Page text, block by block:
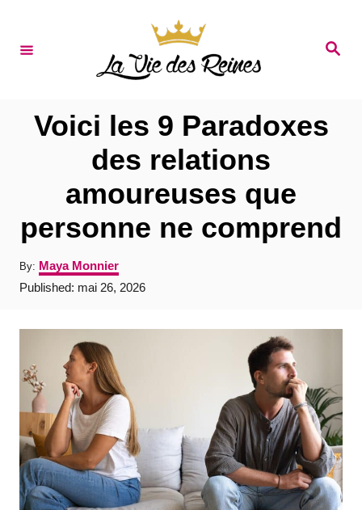
S
Voici les 9 Paradoxes
des relations
amoureuses que
personne ne comprend
By: A
u
t
o
Maya Monnier
P
d
o
Published: mai 26, 2026